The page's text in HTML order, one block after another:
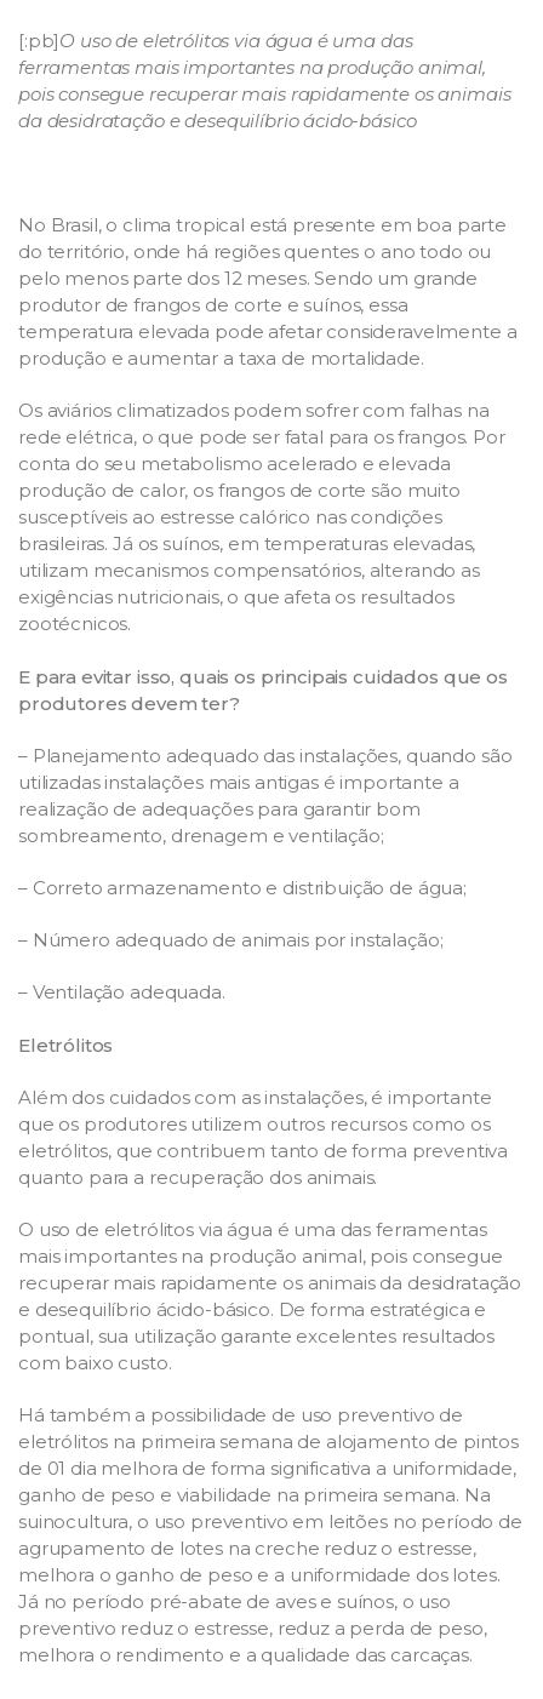
[:pb]O uso de eletrólitos via água é uma das
ferramentas mais importantes na produção animal,
pois consegue recuperar mais rapidamente os animais
da desidratação e desequilíbrio ácido-básico
No Brasil, o clima tropical está presente em boa parte
do território, onde há regiões quentes o ano todo ou
pelo menos parte dos 12 meses. Sendo um grande
produtor de frangos de corte e suínos, essa
temperatura elevada pode afetar consideravelmente a
produção e aumentar a taxa de mortalidade.
Os aviários climatizados podem sofrer com falhas na
rede elétrica, o que pode ser fatal para os frangos. Por
conta do seu metabolismo acelerado e elevada
produção de calor, os frangos de corte são muito
susceptíveis ao estresse calórico nas condições
brasileiras. Já os suínos, em temperaturas elevadas,
utilizam mecanismos compensatórios, alterando as
exigências nutricionais, o que afeta os resultados
zootécnicos.
E para evitar isso, quais os principais cuidados que os
produtores devem ter?
– Planejamento adequado das instalações, quando são
utilizadas instalações mais antigas é importante a
realização de adequações para garantir bom
sombreamento, drenagem e ventilação;
– Correto armazenamento e distribuição de água;
– Número adequado de animais por instalação;
– Ventilação adequada.
Eletrólitos
Além dos cuidados com as instalações, é importante
que os produtores utilizem outros recursos como os
eletrólitos, que contribuem tanto de forma preventiva
quanto para a recuperação dos animais.
O uso de eletrólitos via água é uma das ferramentas
mais importantes na produção animal, pois consegue
recuperar mais rapidamente os animais da desidratação
e desequilíbrio ácido-básico. De forma estratégica e
pontual, sua utilização garante excelentes resultados
com baixo custo.
Há também a possibilidade de uso preventivo de
eletrólitos na primeira semana de alojamento de pintos
de 01 dia melhora de forma significativa a uniformidade,
ganho de peso e viabilidade na primeira semana. Na
suinocultura, o uso preventivo em leitões no período de
agrupamento de lotes na creche reduz o estresse,
melhora o ganho de peso e a uniformidade dos lotes.
Já no período pré-abate de aves e suínos, o uso
preventivo reduz o estresse, reduz a perda de peso,
melhora o rendimento e a qualidade das carcaças.